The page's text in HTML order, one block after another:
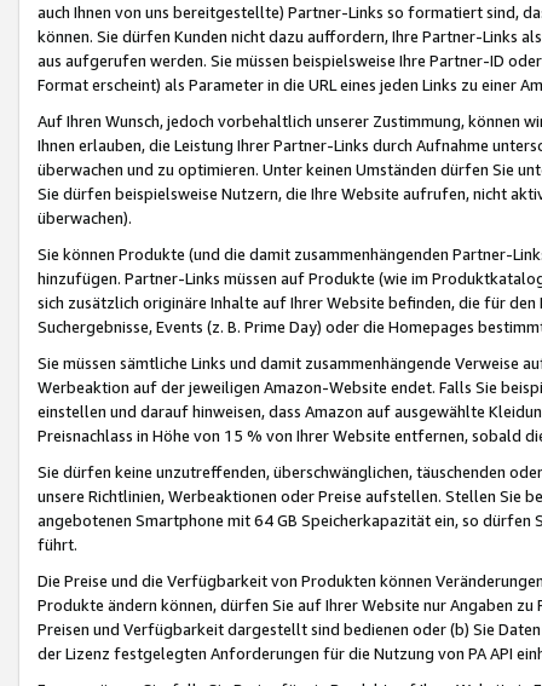
auch Ihnen von uns bereitgestellte) Partner-Links so formatiert sind,
können. Sie dürfen Kunden nicht dazu auffordern, Ihre Partner-Links
aus aufgerufen werden. Sie müssen beispielsweise Ihre Partner-ID
Format erscheint) als Parameter in die URL eines jeden Links zu einer
Auf Ihren Wunsch, jedoch vorbehaltlich unserer Zustimmung, können
Ihnen erlauben, die Leistung Ihrer Partner-Links durch Aufnahme
überwachen und zu optimieren. Unter keinen Umständen dürfen Sie
Sie dürfen beispielsweise Nutzern, die Ihre Website aufrufen, nicht
überwachen).
Sie können Produkte (und die damit zusammenhängenden Partner-
hinzufügen. Partner-Links müssen auf Produkte (wie im
sich zusätzlich originäre Inhalte auf Ihrer Website befinden, die für
Suchergebnisse, Events (z. B. Prime Day) oder die Homepages
Sie müssen sämtliche Links und damit zusammenhängende
Werbeaktion auf der jeweiligen Amazon-Website endet. Falls Sie
einstellen und darauf hinweisen, dass Amazon auf ausgewählte
Preisnachlass in Höhe von 15 % von Ihrer Website entfernen, sobald
Sie dürfen keine unzutreffenden, überschwänglichen, täuschenden
unsere Richtlinien, Werbeaktionen oder Preise aufstellen. Stellen Sie
angebotenen Smartphone mit 64 GB Speicherkapazität ein, so dürfen
führt.
Die Preise und die Verfügbarkeit von Produkten können
Produkte ändern können, dürfen Sie auf Ihrer Website nur Angaben
Preisen und Verfügbarkeit dargestellt sind bedienen oder (b) Sie
der Lizenz festgelegten Anforderungen für die Nutzung von PA API